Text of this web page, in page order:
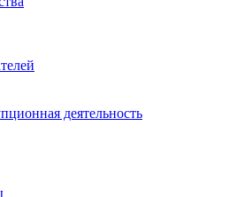
деятельность